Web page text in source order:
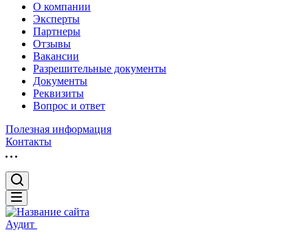
О компании
Эксперты
Партнеры
Отзывы
Вакансии
Разрешительные документы
Документы
Реквизиты
Вопрос и ответ
Полезная информация
Контакты
Аудит